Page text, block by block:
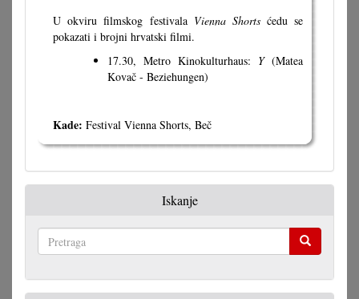
U okviru filmskog festivala Vienna Shorts ćedu se
pokazati i brojni hrvatski filmi.
17.30, Metro Kinokulturhaus: Y(Matea
Kovač - Beziehungen)
Kade: Festival Vienna Shorts, Beč
Iskanje